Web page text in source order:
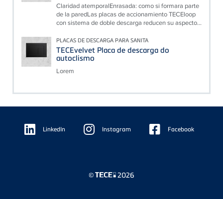
Claridad atemporalEnrasada: como si formara parte
de la paredLas placas de accionamiento TECEloop
con sistema de doble descarga reducen su aspecto...
PLACAS DE DESCARGA PARA SANITA
TECEvelvet Placa de descarga do
autoclismo
Lorem
Floating
Sidebar LinkedIn Instagram Facebook
© 2026